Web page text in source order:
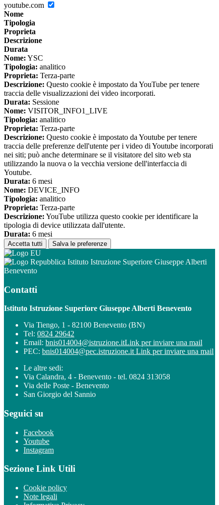
youtube.com
Nome
Tipologia
Proprieta
Descrizione
Durata
Nome: YSC
Tipologia: analitico
Proprieta: Terza-parte
Descrizione: Questo cookie è impostato da YouTube per tenere
traccia delle visualizzazioni dei video incorporati.
Durata: Sessione
Nome: VISITOR_INFO1_LIVE
Tipologia: analitico
Proprieta: Terza-parte
Descrizione: Questo cookie è impostato da Youtube per tenere
traccia delle preferenze dell'utente per i video di Youtube incorporati
nei siti; può anche determinare se il visitatore del sito web sta
utilizzando la nuova o la vecchia versione dell'interfaccia di
Youtube.
Durata: 6 mesi
Nome: DEVICE_INFO
Tipologia: analitico
Proprieta: Terza-parte
Descrizione: YouTube utilizza questo cookie per identificare la
tipologia di device utilizzata dall'utente.
Durata: 6 mesi
Accetta tutti Salva le preferenze
Istituto Istruzione Superiore Giuseppe Alberti
Benevento
Contatti
Istituto Istruzione Superiore Giuseppe Alberti Benevento
Via Tiengo, 1 - 82100 Benevento (BN)
Tel: 0824 29642
Email: bnis014004@istruzione.itLink per inviare una mail
PEC: bnis014004@pec.istruzione.it Link per inviare una mail
Le altre sedi:
Via Calandra, 4 - Benevento - tel. 0824 313058
Via delle Poste - Benevento
San Giorgio del Sannio
Seguici su
Facebook
Youtube
Instagram
Sezione Link Utili
Cookie policy
Note legali